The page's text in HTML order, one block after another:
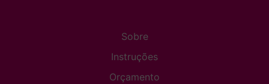
Sobre
Instruções
Orçamento